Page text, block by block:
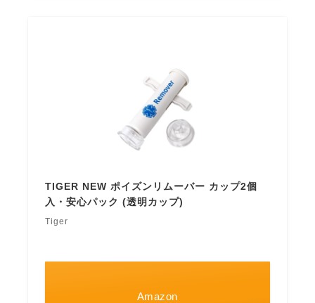
TIGER NEW ポイズンリムーバー カップ2個
入・安心パック (透明カップ)
Tiger
Amazon